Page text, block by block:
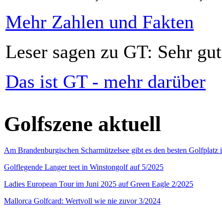
Mehr Zahlen und Fakten
Leser sagen zu GT: Sehr
Das ist GT - mehr darüber
Golfszene aktuell
Am Brandenburgischen Scharmützelsee gibt es den besten
Golflegende Langer teet in Winstongolf auf 5/2025
Ladies European Tour im Juni 2025 auf Green Eagle 2/2025
Mallorca Golfcard: Wertvoll wie nie zuvor 3/2024